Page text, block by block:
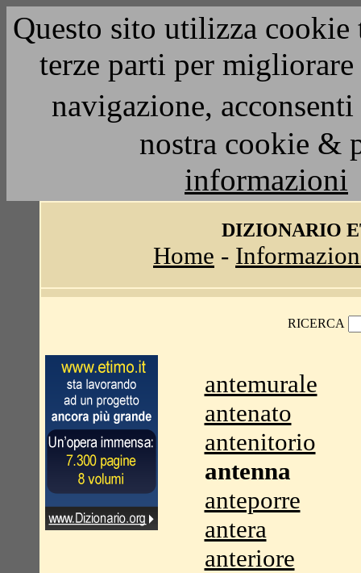
Questo sito utilizza
terze parti per
navigazione,
nostra cookie &
informazioni
DIZIONARIO
Home -
RICERCA
antemurale
antenato
antenitorio
antenna
anteporre
antera
anteriore